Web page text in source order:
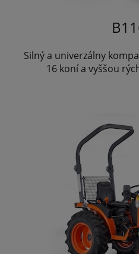
Silný a univerzálny
16 koní a vyššou